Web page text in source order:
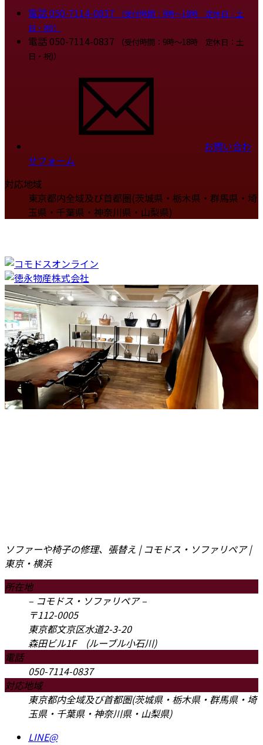
電話050-7114-0837
（受付時間：9時～18時 定休日：土
日・祝)）
電話050-7114-0837
（受付時間：9時～18時 定休日：土
日・祝)）
お問い合わ
せフォーム
対応地域
東京都内全域及び首都圏(茨城県・栃木県・群馬県・埼
玉県・千葉県・神奈川県・山梨県)
ソファーや椅子の修理、張替え | コモドス・ソファリペア |
東京・横浜
所在地
– コモドス・ソファリペア –
〒112-0005
東京都文京区水道2-3-20
森田ビル1F (ルーブル小石川)
電話
050-7114-0837
対応地域
東京都内全域及び首都圏(茨城県・栃木県・群馬県・埼
玉県・千葉県・神奈川県・山梨県)
LINE@